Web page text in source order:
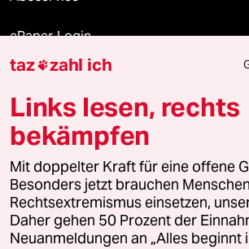
ePaper Login
Downloads für Abonnierende
© 2026 taz Verlags und Vertriebs GmbH
Alle Rechte vorbehalten. Bei rechtlichen Fragen
wenden Sie sich bitte an
lizenzen@taz.de
Feedback Redaktionsstatut
taz zahl ich
Links lesen, rechts
bekämpfen
Mit doppelter Kraft für eine offene
Besonders jetzt brauchen
Rechtsextremismus einsetzen,
Daher gehen 50 Prozent der
Neuanmeldungen an „Alles beginnt